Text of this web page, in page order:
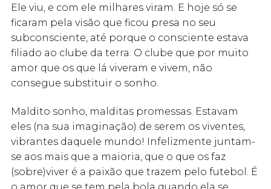
Ele viu, e com ele milhares viram. E hoje só se
ficaram pela visão que ficou presa no seu
subconsciente, até porque o consciente estava
filiado ao clube da terra. O clube que por muito
amor que os que lá viveram e vivem, não
consegue substituir o sonho.
Maldito sonho, malditas promessas. Estavam
eles (na sua imaginação) de serem os viventes,
vibrantes daquele mundo! Infelizmente juntam-
se aos mais que a maioria, que o que os faz
(sobre)viver é a paixão que trazem pelo futebol. É